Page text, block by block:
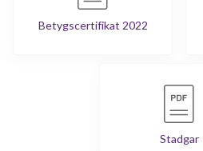
Betygscertifikat 2022
Stadgar